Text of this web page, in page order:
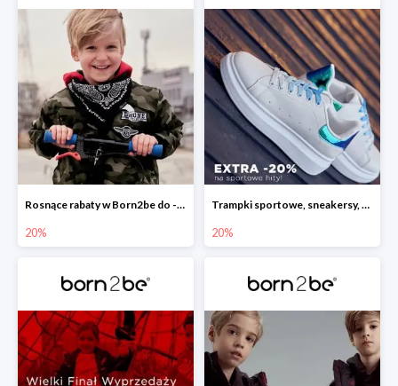
Rosnące rabaty w Born2be do -20%
20%
Trampki sportowe, sneakersy, tenisówki, creepersy i slip-ony już teraz z rabatem -20%!
20%